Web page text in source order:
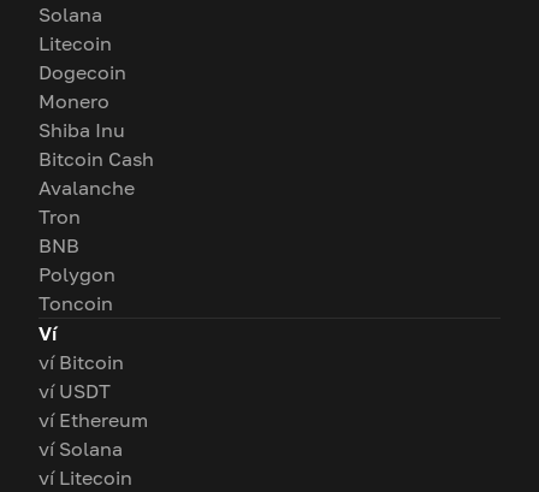
Solana
Litecoin
Dogecoin
Monero
Shiba Inu
Bitcoin Cash
Avalanche
Tron
BNB
Polygon
Toncoin
Ví
ví Bitcoin
ví USDT
ví Ethereum
ví Solana
ví Litecoin